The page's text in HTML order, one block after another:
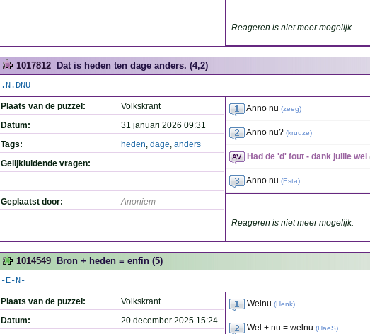
Reageren is niet meer mogelijk.
1017812 Dat is heden ten dage anders. (4,2)
.N.DNU
Plaats van de puzzel:
Volkskrant
Datum:
31 januari 2026 09:31
Tags:
heden, dage, anders
Gelijkluidende vragen:
Geplaatst door: Anoniem
Anno nu (zeeg)
Anno nu? (kruuze)
Had de 'd' fout - dank jullie wel
Anno nu (Esta)
Reageren is niet meer mogelijk.
1014549 Bron + heden = enfin (5)
-E-N-
Plaats van de puzzel:
Volkskrant
Datum:
20 december 2025 15:24
Welnu (Henk)
Wel + nu = welnu (HaeS)